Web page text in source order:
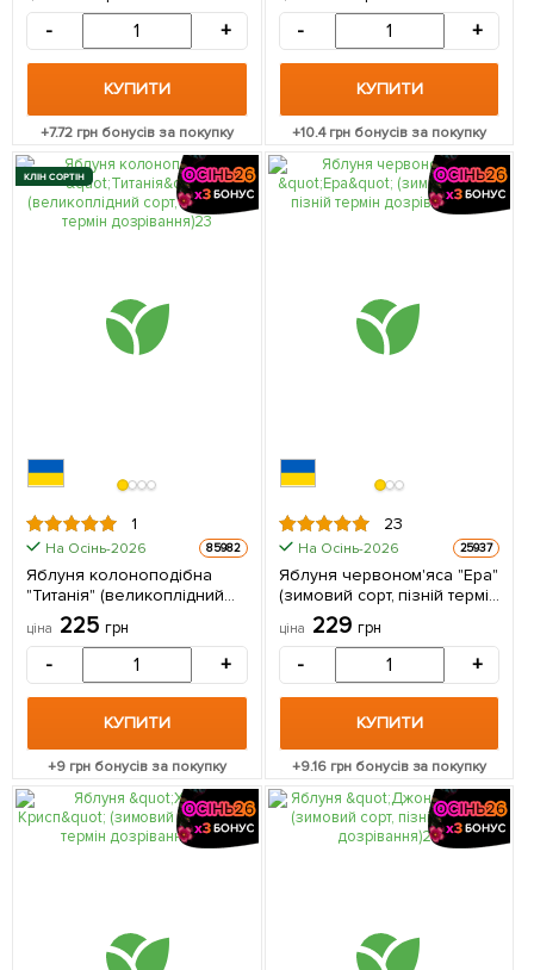
- +
КУПИТИ
+7.72 грн бонусів за покупку
упаковці
- +
КУПИТИ
+10.4грн бонусів за покупку
КЛІН СОРТІН
1
На Осінь-2026 85982
Яблуня колоноподібна
"Титанія" (великоплідний
сорт, середній термін
дозрівання) 1 саджанець в
ціна 225 грн
- +
КУПИТИ
+9 грн бонусів за покупку
23
На Осінь-2026 25937
Яблуня червоном'яса "Ера"
(зимовий сорт, пізній термін
ціна 229 грн
- +
КУПИТИ
+9.16грн бонусів за покупку